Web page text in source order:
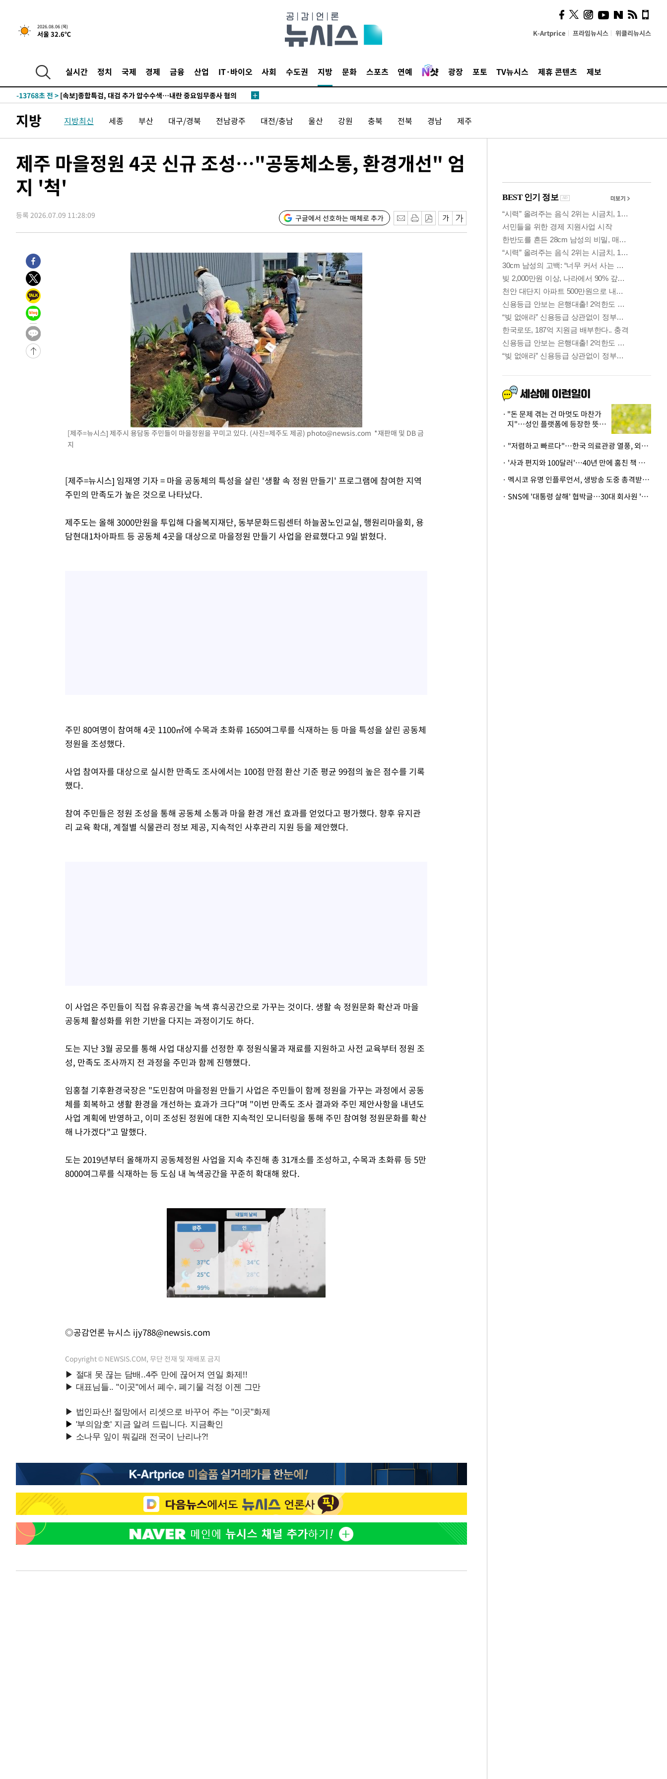
2026.08.06 (목)
서울 32.6℃ K-Artprice 프라임뉴시스 위클리뉴시스
실시간 정치 국제 경제 금융 산업 IT·바이오 사회 수도권 지방 문화 스포츠 연예 광장 포토 TV뉴시스 제휴 콘텐츠 제보
-14918초 전 >'낮 최고 39도' 불볕더위…한밤 열대야도 계속[내일날씨]
-14877초 전 >[속보]7~9일 프로야구 3연전도 폭염 취소…11일 재개
-14366초 전 >
'월드컵 탈락 후폭풍' 축구협회…초유의 압수수색에 '충격·당황'
-14206초 전 >
-13768초 전 > [속보]종합특검, 대검 추가 압수수색…내란 중요임무종사 혐의
-9793초 전 >
[속보]코스피, 301.88포인트(4.58%) 내린 6296.38 마감
-9658초 전 >[속보]원·달러 환율, 0.7원 내린 1423.8원 마감
-4302초 전 >
손흥민, 5경기 연속골 실패…LAFC는 승부차기 끝 과달라하라 격파
51분 전 > 내일까지 39도 '펄펄'…기상청 "태풍 지나며 폭염 잠시 꺾인다"
57분 전 > 트럼프, 한국계 진보 주지사 후보 맹공…"공산주의가 최대 위협"
1시간 전 >[속보]산업장관 "李정부, 원전 반대 안해…안정 전력 위해 불가피"
2시간 전 >[속보]경찰, '홍명보 선임 논란' 대한축구협회·축구회관 등 압수수색
화"
-17706초 전 >
日방위성, 北이 동해로 쏜 발사체는 탄도미사일 가능성
-16136초 전 >
[속보] SKT, 에이닷 서비스 장애 발생…"원인 파악 중"
-15542초 전 >
[속보]합참 "북, 동해상으로 미상 발사체 발사"
-14938초 전 >
'낮 최고 39도' 불볕더위…한밤 열대야도 계속[내일날씨]
-14897초 전 >
[속보]7~9일 프로야구 3연전도 폭염 취소…11일 재개
-14559초 전 >
"韓 외환시장 개입 관측 배경엔 美의 대한국 무역적자 있어"
-14386초 전 >
'월드컵 탈락 후폭풍' 축구협회…초유의 압수수색에 '충격·당황'
-14226초 전 >
서울 낮 37.9도, 올여름 최고치 경신…영등포 순간 '40도'
[속보]종합특검, 대검 추가 압수수색…내란 중요임무종사 혐의
[속보]코스닥, 800p 회복…0.26% 오른 801.67 마감
[속보]코스피, 301.88포인트(4.58%) 내린 6296.38 마감
[속보]원·달러 환율, 0.7원 내린 1423.8원 마감
"여기 떨어졌다"…다누리, 스페이스X 로켓 달 충돌 흔적 포착
손흥민, 5경기 연속골 실패…LAFC는 승부차기 끝 과달라하라 격파
"美간섭에 합의 지연"…트럼프, '이란 호르무즈 통제권' 수용할까
[속보]산업장관 "李정부, 원전 반대 안해…안정 전력 위해 불가피"
지방 지방최신 세종 부산 대구/경북 전남광주 대전/충남 울산 강원 충북 전북 경남 제주
제주 마을정원 4곳 신규 조성…"공동체소통, 환경개선" 엄
지 '척'
등록 2026.07.09 11:28:09 구글에서 선호하는 매체로 추가
[제주=뉴시스] 제주시 용담동 주민들이 마을정원을 꾸미고 있다. (사진=제주도 제공) photo@newsis.com *재판매 및 DB 금
지
[제주=뉴시스] 임재영 기자 = 마을 공동체의 특성을 살린 '생활 속 정원 만들기' 프로그램에 참여한 지역
주민의 만족도가 높은 것으로 나타났다.
제주도는 올해 3000만원을 투입해 다올복지재단, 동부문화드림센터 하늘꿈노인교실, 행원리마을회, 용
담현대1차아파트 등 공동체 4곳을 대상으로 마을정원 만들기 사업을 완료했다고 9일 밝혔다.
주민 80여명이 참여해 4곳 1100㎡에 수목과 초화류 1650여그루를 식재하는 등 마을 특성을 살린 공동체
정원을 조성했다.
사업 참여자를 대상으로 실시한 만족도 조사에서는 100점 만점 환산 기준 평균 99점의 높은 점수를 기록
했다.
참여 주민들은 정원 조성을 통해 공동체 소통과 마을 환경 개선 효과를 얻었다고 평가했다. 향후 유지관
리 교육 확대, 계절별 식물관리 정보 제공, 지속적인 사후관리 지원 등을 제안했다.
이 사업은 주민들이 직접 유휴공간을 녹색 휴식공간으로 가꾸는 것이다. 생활 속 정원문화 확산과 마을
공동체 활성화를 위한 기반을 다지는 과정이기도 하다.
도는 지난 3월 공모를 통해 사업 대상지를 선정한 후 정원식물과 재료를 지원하고 사전 교육부터 정원 조
성, 만족도 조사까지 전 과정을 주민과 함께 진행했다.
임홍철 기후환경국장은 "도민참여 마을정원 만들기 사업은 주민들이 함께 정원을 가꾸는 과정에서 공동
체를 회복하고 생활 환경을 개선하는 효과가 크다"며 "이번 만족도 조사 결과와 주민 제안사항을 내년도
사업 계획에 반영하고, 이미 조성된 정원에 대한 지속적인 모니터링을 통해 주민 참여형 정원문화를 확산
해 나가겠다"고 말했다.
도는 2019년부터 올해까지 공동체정원 사업을 지속 추진해 총 31개소를 조성하고, 수목과 초화류 등 5만
8000여그루를 식재하는 등 도심 내 녹색공간을 꾸준히 확대해 왔다.
◎공감언론 뉴시스 ijy788@newsis.com
Copyright © NEWSIS.COM, 무단 전재 및 재배포 금지
의견, 국토부·LH에 충실히
전달할 것"
"돈 문제 겪는 건 마멋도 마찬가
지"…성인 플랫폼에 등장한 뜻밖
· "저렴하고 빠르다"…한국 의료관광 열풍, 외신도 주목
· '사과 편지와 100달러'…40년 만에 훔친 책 돌려준 美 절도범
· 멕시코 유명 인플루언서, 생방송 도중 총격받아 사망
· SNS에 '대통령 살해' 협박글…30대 회사원 '불구속 송치'